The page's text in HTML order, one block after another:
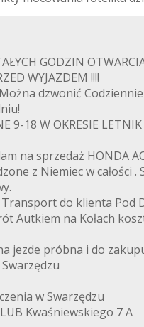
GODZIN
WYJAZDEM !!!!
dzwonić Codziennie
9-18 W OKRESIE
na sprzedaż HONDA
z Niemiec w całości .
do klienta Pod
Autkiem na Kołach
jezde próbna i do
w Swarzędzu
Kwaśniewskiego 7 A